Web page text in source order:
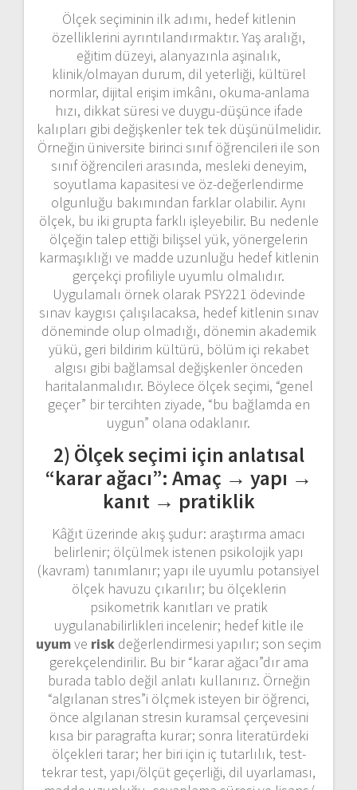
Ölçek seçiminin ilk adımı, hedef kitlenin
özelliklerini ayrıntılandırmaktır. Yaş aralığı,
eğitim düzeyi, alanyazınla aşinalık,
klinik/olmayan durum, dil yeterliği, kültürel
normlar, dijital erişim imkânı, okuma-anlama
hızı, dikkat süresi ve duygu-düşünce ifade
kalıpları gibi değişkenler tek tek düşünülmelidir.
Örneğin üniversite birinci sınıf öğrencileri ile son
sınıf öğrencileri arasında, mesleki deneyim,
soyutlama kapasitesi ve öz-değerlendirme
olgunluğu bakımından farklar olabilir. Aynı
ölçek, bu iki grupta farklı işleyebilir. Bu nedenle
ölçeğin talep ettiği bilişsel yük, yönergelerin
karmaşıklığı ve madde uzunluğu hedef kitlenin
gerçekçi profiliyle uyumlu olmalıdır.
Uygulamalı örnek olarak PSY221 ödevinde
sınav kaygısı çalışılacaksa, hedef kitlenin sınav
döneminde olup olmadığı, dönemin akademik
yükü, geri bildirim kültürü, bölüm içi rekabet
algısı gibi bağlamsal değişkenler önceden
haritalanmalıdır. Böylece ölçek seçimi, “genel
geçer” bir tercihten ziyade, “bu bağlamda en
uygun” olana odaklanır.
2) Ölçek seçimi için anlatısal
“karar ağacı”: Amaç → yapı →
kanıt → pratiklik
Kâğıt üzerinde akış şudur: araştırma amacı
belirlenir; ölçülmek istenen psikolojik yapı
(kavram) tanımlanır; yapı ile uyumlu potansiyel
ölçek havuzu çıkarılır; bu ölçeklerin
psikometrik kanıtları ve pratik
uygulanabilirlikleri incelenir; hedef kitle ile
uyumve risk değerlendirmesi yapılır; son seçim
gerekçelendirilir. Bu bir “karar ağacı”dır ama
burada tablo değil anlatı kullanırız. Örneğin
“algılanan stres”i ölçmek isteyen bir öğrenci,
önce algılanan stresin kuramsal çerçevesini
kısa bir paragrafta kurar; sonra literatürdeki
ölçekleri tarar; her biri için iç tutarlılık, test-
tekrar test, yapı/ölçüt geçerliği, dil uyarlaması,